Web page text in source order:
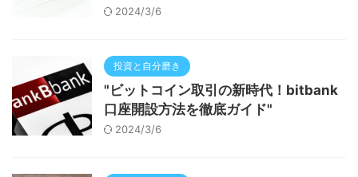
2024/3/6
投資と自分磨き
"ビットコイン取引の新時代！bitbank
口座開設方法を徹底ガイド"
2024/3/6